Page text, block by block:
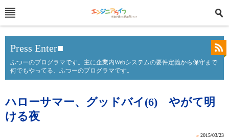
Press Enter■
ふつーのプログラマです。主に企業内Webシステムの要件定義から保守まで
何でもやってる、ふつーのプログラマです。
ハローサマー、グッドバイ(6) やがて明
ける夜
» 2015/03/23